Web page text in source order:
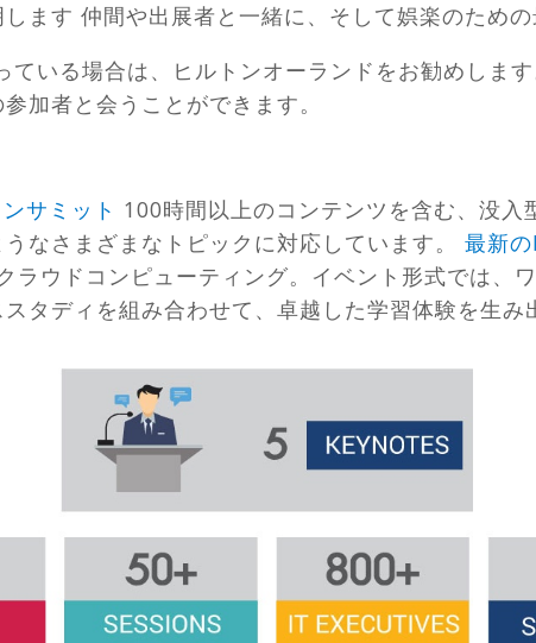
します 仲間や出展者と一緒に、そして娯楽のため
ている場合は、ヒルトンオーランドをお勧めしま
加者と会うことができます。
サミット 100時間以上のコンテンツを含む、没
なさまざまなトピックに対応しています。 最新
ラウドコンピューティング。イベント形式では、
タディを組み合わせて、卓越した学習体験を生み